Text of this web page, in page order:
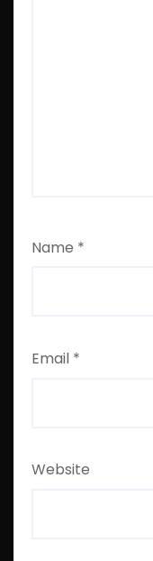
Name *
Email *
Website